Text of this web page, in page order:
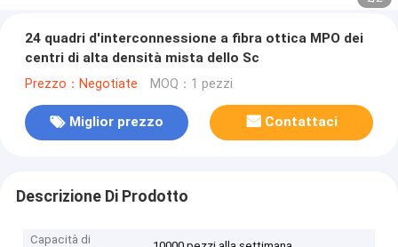
24 quadri d'interconnessione a fibra ottica MPO dei
centri di alta densità mista dello Sc
Prezzo：Negotiate MOQ：1 pezzi
Miglior prezzo Contattaci
Descrizione Di Prodotto
Capacità di